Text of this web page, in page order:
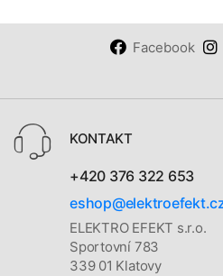
Facebook
KONTAKT
+420 376 322 653
ELEKTRO EFEKT s.r.o.
Sportovní 783
339 01 Klatovy